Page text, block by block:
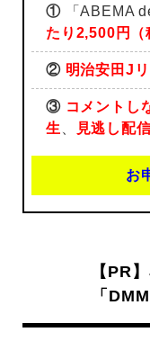
①「ABEMA
たり2,500円（
② 明治安田J
③ コメントし
生
見逃し配
お
【PR
「